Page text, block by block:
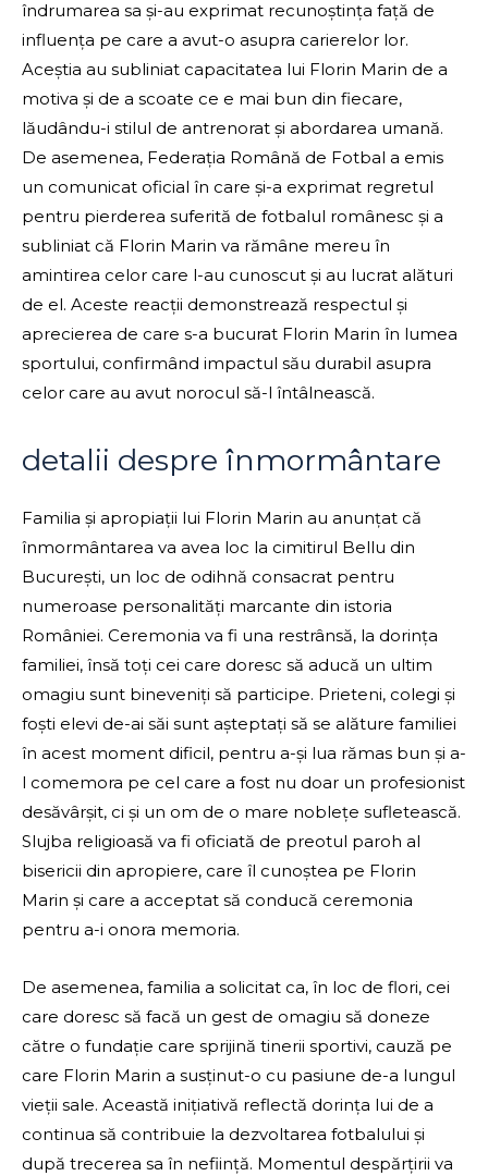
îndrumarea sa și-au exprimat recunoștința față de
influența pe care a avut-o asupra carierelor lor.
Aceștia au subliniat capacitatea lui Florin Marin de a
motiva și de a scoate ce e mai bun din fiecare,
lăudându-i stilul de antrenorat și abordarea umană.
De asemenea, Federația Română de Fotbal a emis
un comunicat oficial în care și-a exprimat regretul
pentru pierderea suferită de fotbalul românesc și a
subliniat că Florin Marin va rămâne mereu în
amintirea celor care l-au cunoscut și au lucrat alături
de el. Aceste reacții demonstrează respectul și
aprecierea de care s-a bucurat Florin Marin în lumea
sportului, confirmând impactul său durabil asupra
celor care au avut norocul să-l întâlnească.
detalii despre înmormântare
Familia și apropiații lui Florin Marin au anunțat că
înmormântarea va avea loc la cimitirul Bellu din
București, un loc de odihnă consacrat pentru
numeroase personalități marcante din istoria
României. Ceremonia va fi una restrânsă, la dorința
familiei, însă toți cei care doresc să aducă un ultim
omagiu sunt bineveniți să participe. Prieteni, colegi și
foști elevi de-ai săi sunt așteptați să se alăture familiei
în acest moment dificil, pentru a-și lua rămas bun și a-
l comemora pe cel care a fost nu doar un profesionist
desăvârșit, ci și un om de o mare noblețe sufletească.
Slujba religioasă va fi oficiată de preotul paroh al
bisericii din apropiere, care îl cunoștea pe Florin
Marin și care a acceptat să conducă ceremonia
pentru a-i onora memoria.
De asemenea, familia a solicitat ca, în loc de flori, cei
care doresc să facă un gest de omagiu să doneze
către o fundație care sprijină tinerii sportivi, cauză pe
care Florin Marin a susținut-o cu pasiune de-a lungul
vieții sale. Această inițiativă reflectă dorința lui de a
continua să contribuie la dezvoltarea fotbalului și
după trecerea sa în neființă. Momentul despărțirii va